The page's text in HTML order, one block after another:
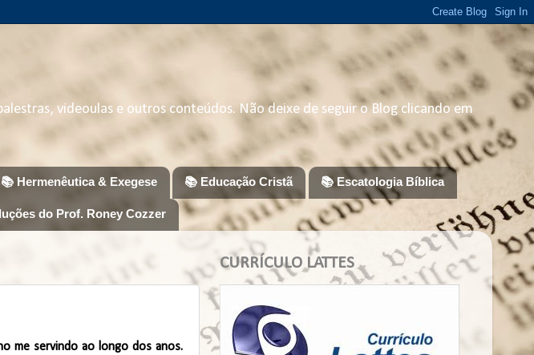
videoulas e outros conteúdos. Não deixe de seguir o Blog clicando em
📚 Hermenêutica & Exegese 📚 Educação Cristã 📚 Escatologia Bíblica
do Prof. Roney Cozzer
me servindo ao longo dos anos.
CURRÍCULO LATTES